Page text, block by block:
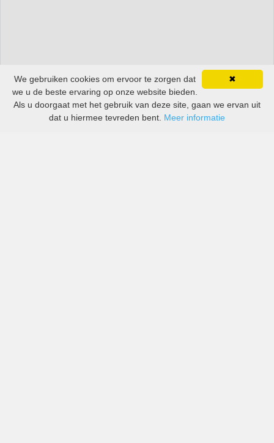
✖
We gebruiken cookies om ervoor te zorgen dat
we u de beste ervaring op onze website bieden.
Als u doorgaat met het gebruik van deze site, gaan we ervan uit
dat u hiermee tevreden bent. Meer informatie